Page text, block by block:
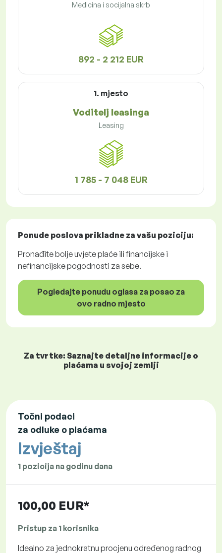
Medicina i socijalna skrb
892 - 2 212 EUR
1. mjesto
Voditelj leasinga
Leasing
1 785 - 7 048 EUR
Ponude poslova prikladne za vašu poziciju:
Pronađite bolje uvjete plaće ili financijske i
nefinancijske pogodnosti za sebe.
Pogledajte ponudu oglasa za posao za
ovo radno mjesto
Za tvrtke: Saznajte detaljne informacije o
plaćama u svojoj zemlji
Točni podaci
za odluke o plaćama
Izvještaj
1 pozicija na godinu dana
100,00 EUR*
Pristup za 1 korisnika
Idealno za jednokratnu procjenu određenog radnog